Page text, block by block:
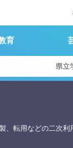
育
県立
転用などの二次利